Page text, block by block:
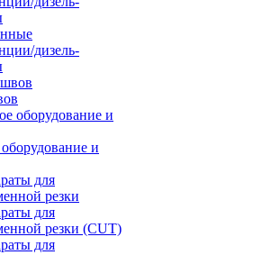
дизель-
и
для
резки
для
резки (CUT)
для